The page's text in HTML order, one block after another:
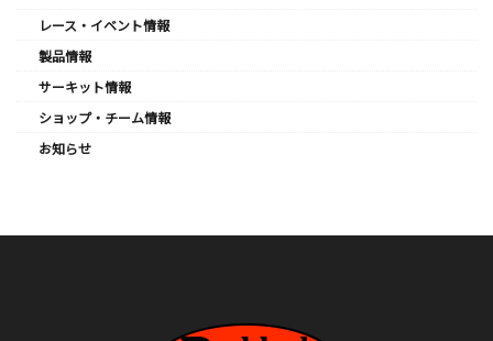
レース・イベント情報
製品情報
サーキット情報
ショップ・チーム情報
お知らせ